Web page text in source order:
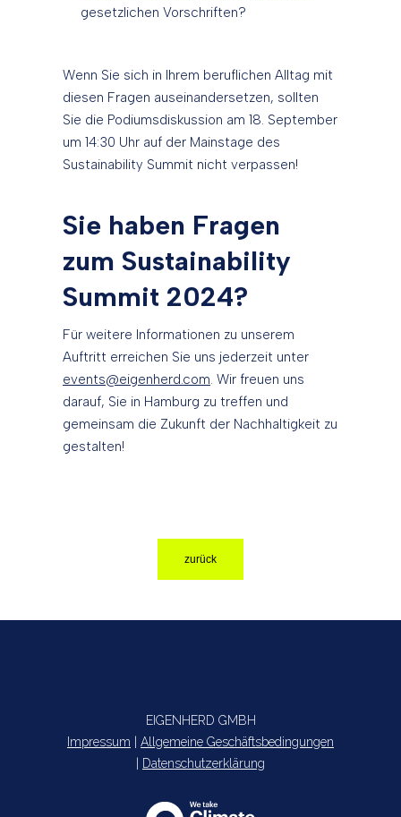
gesetzlichen Vorschriften?
Wenn Sie sich in Ihrem beruflichen Alltag mit
diesen Fragen auseinandersetzen, sollten
Sie die Podiumsdiskussion am 18. September
um 14:30 Uhr auf der Mainstage des
Sustainability Summit nicht verpassen!
Sie haben Fragen
zum Sustainability
Summit 2024?
Für weitere Informationen zu unserem
Auftritt erreichen Sie uns jederzeit unter
events@eigenherd.com. Wir freuen uns
darauf, Sie in Hamburg zu treffen und
gemeinsam die Zukunft der Nachhaltigkeit zu
gestalten!
zurück
EIGENHERD GMBH
Impressum
Allgemeine Geschäftsbedingungen
Datenschutzerklärung